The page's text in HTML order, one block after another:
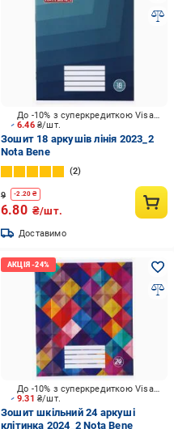
6.46 ₴/шт.
До -10% з суперкредиткою Visa Вигода
Зошит 18 аркушів лінія 2023_2
Nota Bene
2
9 -2.20 ₴
6.80 ₴/шт.
Доставимо
9.31 ₴/шт.
До -10% з суперкредиткою Visa Вигода
Зошит шкільний 24 аркуші
клітинка 2024_2 Nota Bene